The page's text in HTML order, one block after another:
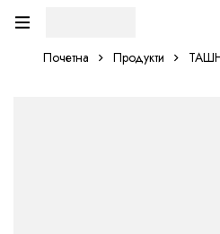
Почетна Продукти